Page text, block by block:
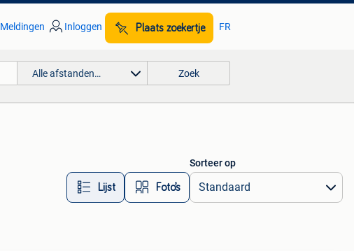
Meldingen Inloggen Plaats zoekertje FR
Alle afstanden… Zoek
Lijst Foto’s
Sorteer op